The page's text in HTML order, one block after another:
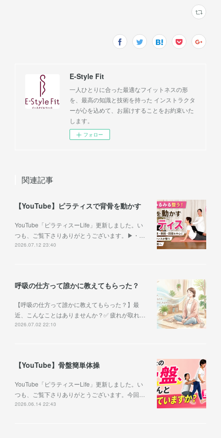
E-Style Fit
一人ひとりに合った最適なフイットネスの形
を、最高の知識と技術を持った インストラクタ
ーが心を込めて、お届けすることをお約束いた
します。
フォロー
関連記事
【YouTube】ピラティスで背骨を動かす
YouTube「ピラティスーLife」更新しました。い
つも、ご覧下さりありがとうございます。▶︎・…
2026.07.12 23:40
呼吸の仕方って誰かに教えてもらった？
【呼吸の仕方って誰かに教えてもらった？】最
近、こんなことはありませんか？✅ 疲れが取れ…
2026.07.02 22:10
【YouTube】骨盤簡単体操
YouTube「ピラティスーLife」更新しました。い
つも、ご覧下さりありがとうございます。今回…
2026.06.14 22:43